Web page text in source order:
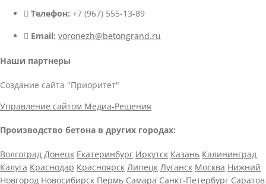
Телефон: +7 (967) 555-13-89
Email: voronezh@betongrand.ru
Наши партнеры
Создание сайта "Приоритет"
Управление сайтом Медиа-Решения
Производство бетона в других городах:
Волгоград Донецк Екатеринбург Иркутск Казань Калининград
Калуга Краснодар Красноярск Липецк Луганск Москва Нижний
Новгород Новосибирск Пермь Самара Санкт-Петербург Саратов